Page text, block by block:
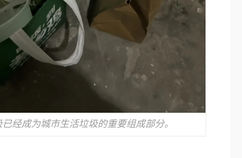
经成为城市生活垃圾的重要组成部分。